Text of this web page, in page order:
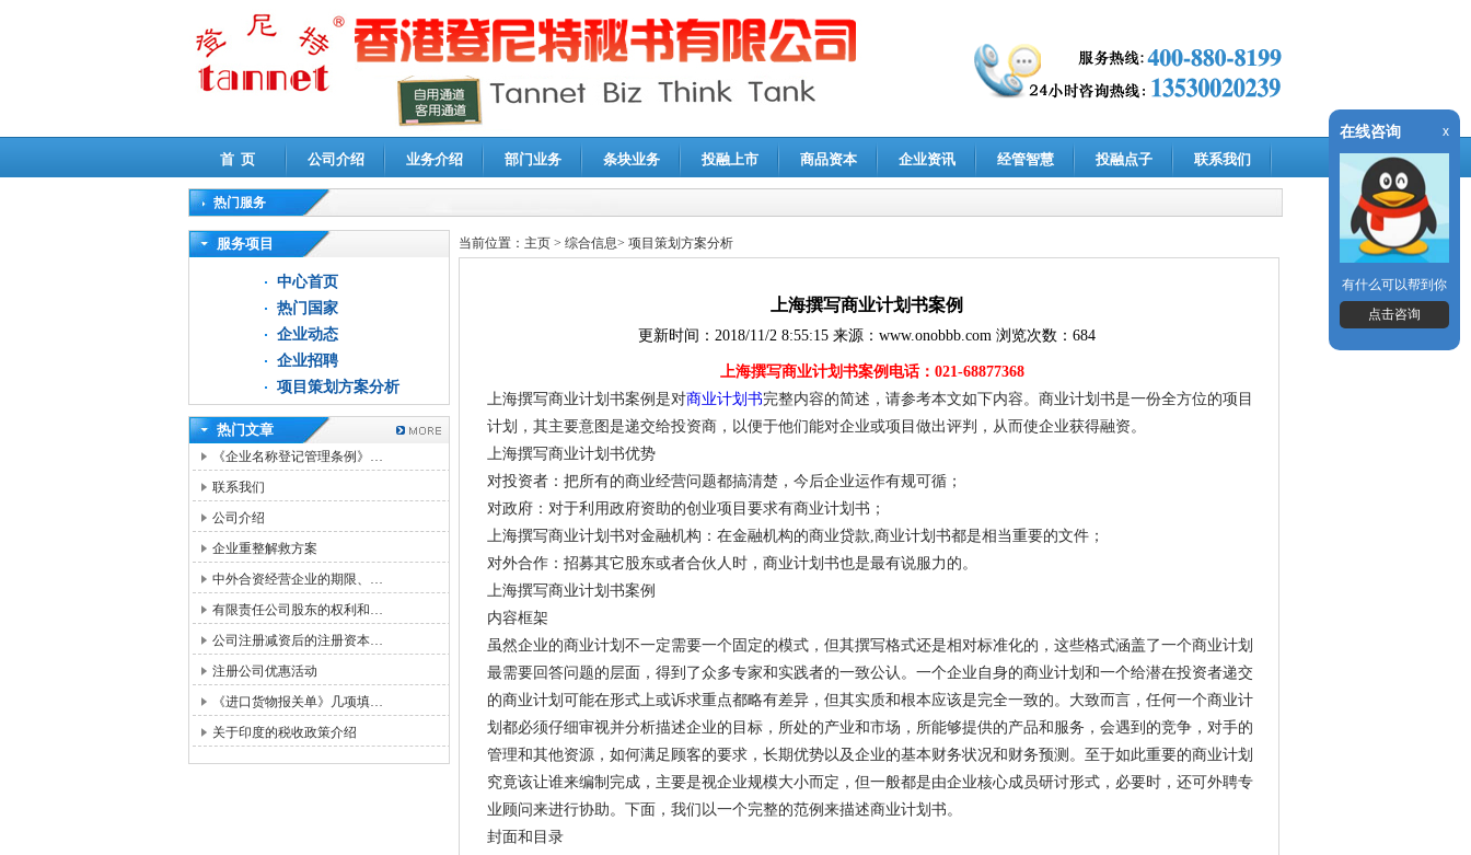
首 页 公司介绍 业务介绍 部门业务 条块业务 投融上市 商品资本 企业资讯 经管智慧 投融点子 联系我们
热门服务
高新技术企业认定审计|企业所得税汇算清缴申报鉴证
服务项目
中心首页
热门国家
企业动态
企业招聘
项目策划方案分析
热门文章
《企业名称登记管理条例》…
联系我们
公司介绍
企业重整解救方案
中外合资经营企业的期限、…
有限责任公司股东的权利和…
公司注册减资后的注册资本…
注册公司优惠活动
《进口货物报关单》几项填…
关于印度的税收政策介绍
当前位置： 主页 > 综合信息> 项目策划方案分析
上海撰写商业计划书案例
更新时间： 2018/11/2 8:55:15来源： www.onobbb.com浏览次数：684
上海撰写商业计划书案例电话：021-68877368
上海撰写商业计划书案例是对商业计划书完整内容的简述，请参考本文如下内容。商业计划书是一份全方位的项目
计划，其主要意图是递交给投资商，以便于他们能对企业或项目做出评判，从而使企业获得融资。
上海撰写商业计划书优势
对投资者：把所有的商业经营问题都搞清楚，今后企业运作有规可循；
对政府：对于利用政府资助的创业项目要求有商业计划书；
上海撰写商业计划书对金融机构：在金融机构的商业贷款,商业计划书都是相当重要的文件；
对外合作：招募其它股东或者合伙人时，商业计划书也是最有说服力的。
上海撰写商业计划书案例
内容框架
虽然企业的商业计划不一定需要一个固定的模式，但其撰写格式还是相对标准化的，这些格式涵盖了一个商业计划
最需要回答问题的层面，得到了众多专家和实践者的一致公认。一个企业自身的商业计划和一个给潜在投资者递交
的商业计划可能在形式上或诉求重点都略有差异，但其实质和根本应该是完全一致的。大致而言，任何一个商业计
划都必须仔细审视并分析描述企业的目标，所处的产业和市场，所能够提供的产品和服务，会遇到的竞争，对手的
管理和其他资源，如何满足顾客的要求，长期优势以及企业的基本财务状况和财务预测。至于如此重要的商业计划
究竟该让谁来编制完成，主要是视企业规模大小而定，但一般都是由企业核心成员研讨形式，必要时，还可外聘专
业顾问来进行协助。下面，我们以一个完整的范例来描述商业计划书。
封面和目录
在线咨询 x
有什么可以帮到你
点击咨询